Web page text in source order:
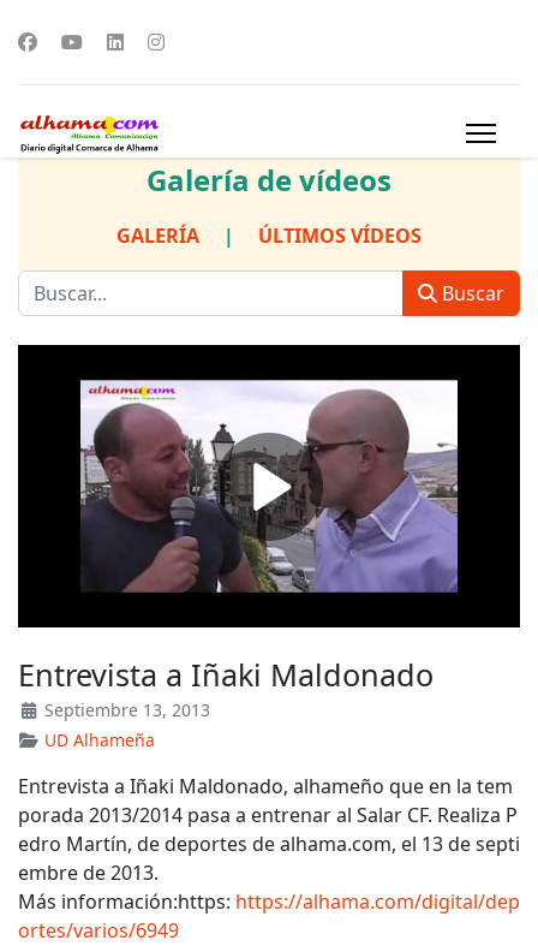
Galería de vídeos
GALERÍA | ÚLTIMOS VÍDEOS
Buscar
Entrevista a Iñaki Maldonado
Septiembre 13, 2013
UD Alhameña
Entrevista a Iñaki Maldonado, alhameño que en la tem
porada 2013/2014 pasa a entrenar al Salar CF. Realiza P
edro Martín, de deportes de alhama.com, el 13 de septi
embre de 2013.
Más información:https: https://alhama.com/digital/dep
ortes/varios/6949